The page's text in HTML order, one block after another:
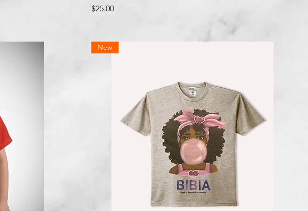
価格
$25.00
New